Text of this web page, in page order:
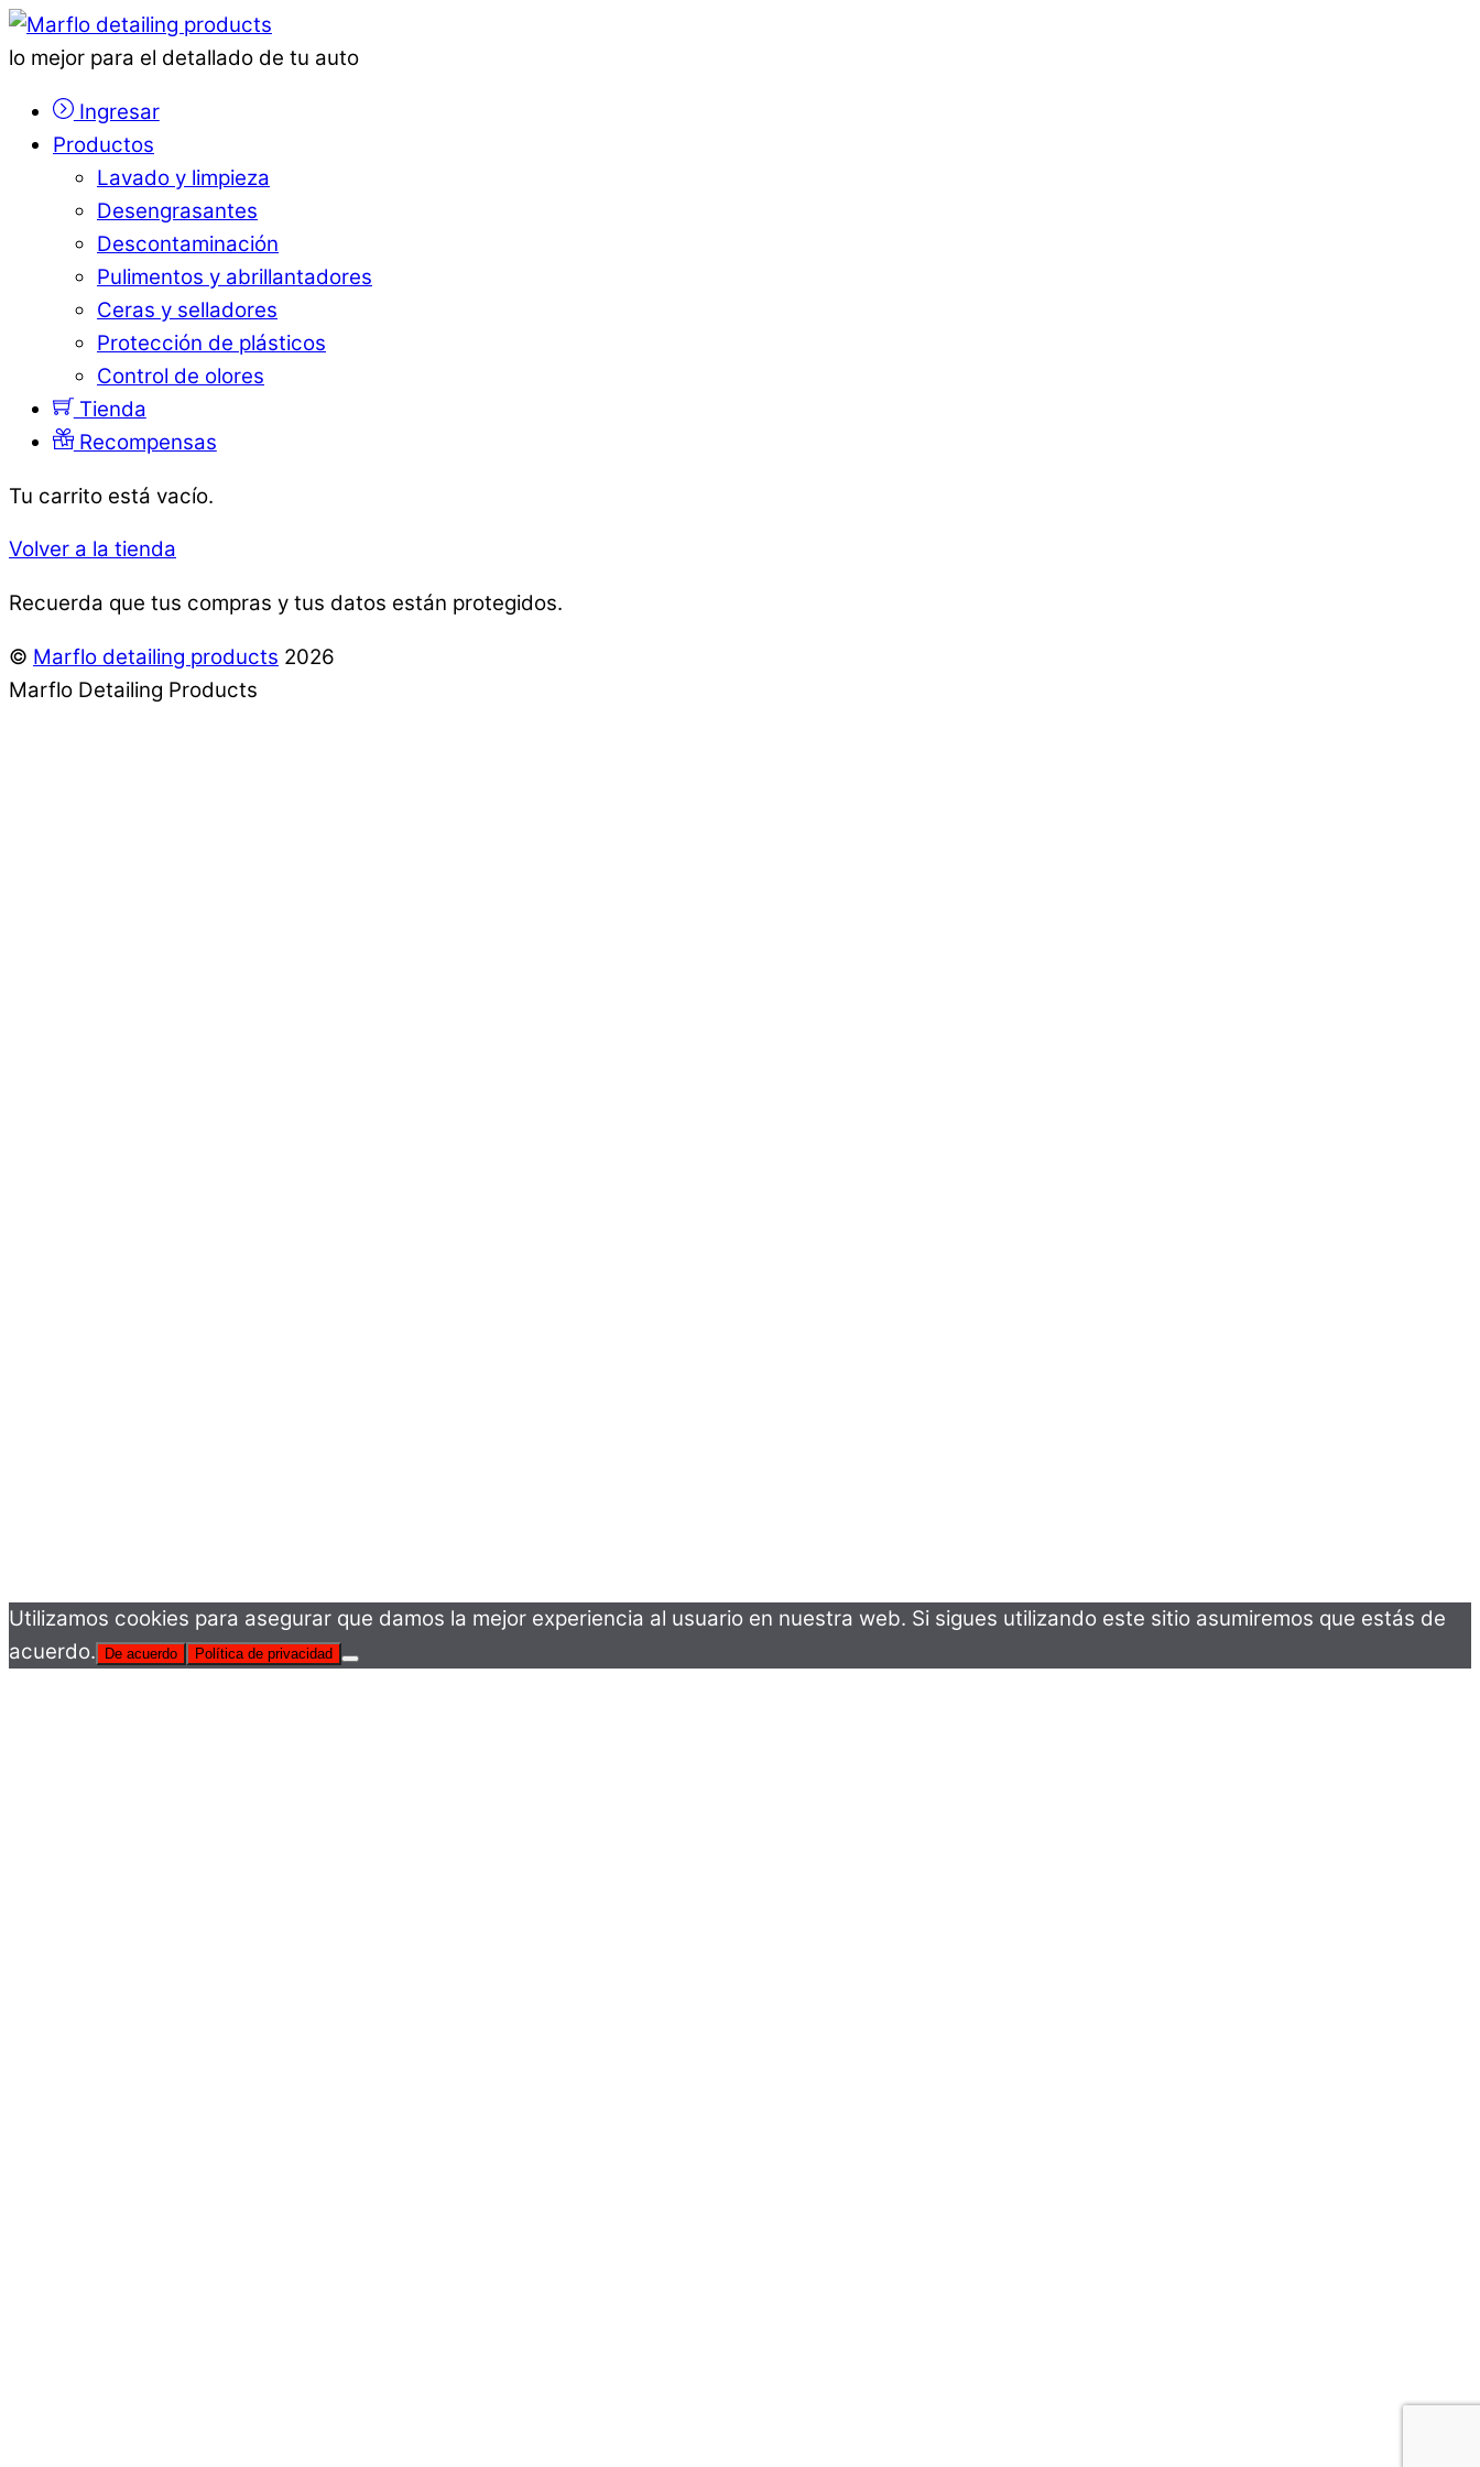
lo mejor para el detallado de tu auto
Ingresar
Productos
Lavado y limpieza
Desengrasantes
Descontaminación
Pulimentos y abrillantadores
Ceras y selladores
Protección de plásticos
Control de olores
Tienda
Recompensas
Tu carrito está vacío.
Volver a la tienda
Recuerda que tus compras y tus datos están protegidos.
© Marflo detailing products 2026
Marflo Detailing Products
Utilizamos cookies para asegurar que damos la mejor experiencia al usuario en nuestra web. Si sigues utilizando este sitio asumiremos que estás de
acuerdo.
De acuerdo Política de privacidad